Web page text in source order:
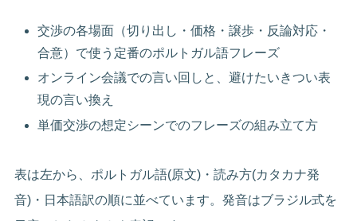
交渉の各場面（切り出し・価格・譲歩・反論対応・
合意）で使う定番のポルトガル語フレーズ
オンライン会議での言い回しと、避けたいきつい表
現の言い換え
単価交渉の想定シーンでのフレーズの組み立て方
表は左から、ポルトガル語(原文)・読み方(カタカナ発
音)・日本語訳の順に並べています。発音はブラジル式を